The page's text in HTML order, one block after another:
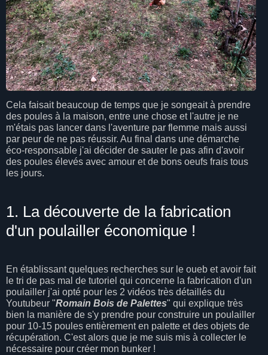
Cela faisait beaucoup de temps que je songeait à prendre
des poules à la maison, entre une chose et l'autre je ne
m'étais pas lancer dans l'aventure par flemme mais aussi
par peur de ne pas réussir. Au final dans une démarche
éco-responsable j'ai décider de sauter le pas afin d'avoir
des poules élevés avec amour et de bons oeufs frais tous
les jours.
1. La découverte de la fabrication
d'un poulailler économique !
En établissant quelques recherches sur le oueb et avoir fait
le tri de pas mal de tutoriel qui concerne la fabrication d'un
poulailler j'ai opté pour les 2 vidéos très détaillés du
Youtubeur "Romain Bois de Palettes" qui explique très
bien la manière de s'y prendre pour construire un poulailler
pour 10-15 poules entièrement en palette et des objets de
récupération. C'est alors que je me suis mis à collecter le
nécessaire pour créer mon bunker !